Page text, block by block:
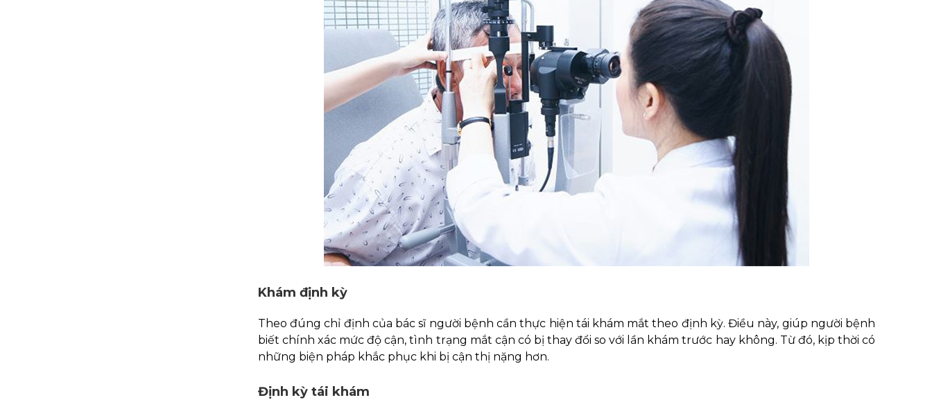
Khám định kỳ
Theo đúng chỉ định của bác sĩ người bệnh cần thực hiện tái khám mắt theo định kỳ. Điều này, giúp người bệnh
biết chính xác mức độ cận, tình trạng mắt cận có bị thay đổi so với lần khám trước hay không. Từ đó, kịp thời có
những biện pháp khắc phục khi bị cận thị nặng hơn.
Định kỳ tái khám